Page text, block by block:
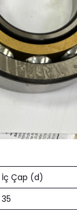
İç Çap (d)
35